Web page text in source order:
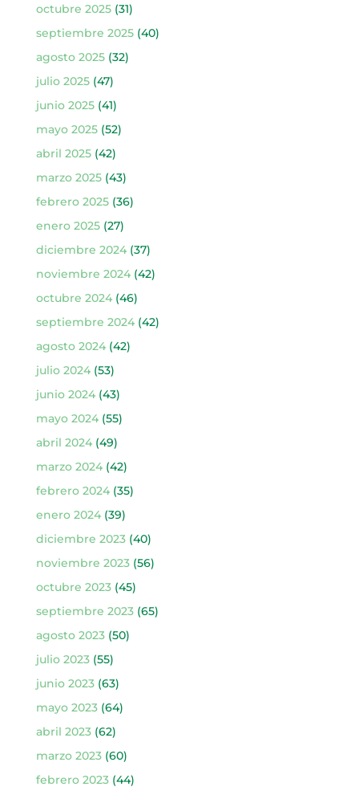
octubre 2025(31)
septiembre 2025(40)
agosto 2025(32)
julio 2025(47)
junio 2025(41)
mayo 2025(52)
abril 2025(42)
marzo 2025(43)
febrero 2025(36)
enero 2025(27)
diciembre 2024(37)
noviembre 2024(42)
octubre 2024(46)
septiembre 2024(42)
agosto 2024(42)
julio 2024(53)
junio 2024(43)
mayo 2024(55)
abril 2024(49)
marzo 2024(42)
febrero 2024(35)
enero 2024(39)
diciembre 2023(40)
noviembre 2023(56)
octubre 2023(45)
septiembre 2023(65)
agosto 2023(50)
julio 2023(55)
junio 2023(63)
mayo 2023(64)
abril 2023(62)
marzo 2023(60)
febrero 2023(44)